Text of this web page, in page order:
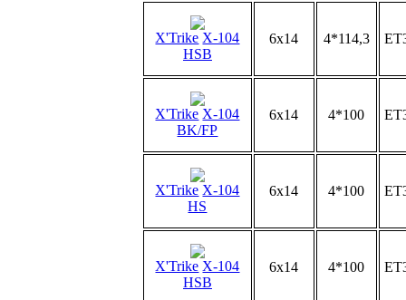
X'Trike X-104
HSB
6x14 4*114,3
X'Trike X-104
BK/FP
6x14 4*100
X'Trike X-104
HS
6x14 4*100
X'Trike X-104
HSB
6x14 4*100